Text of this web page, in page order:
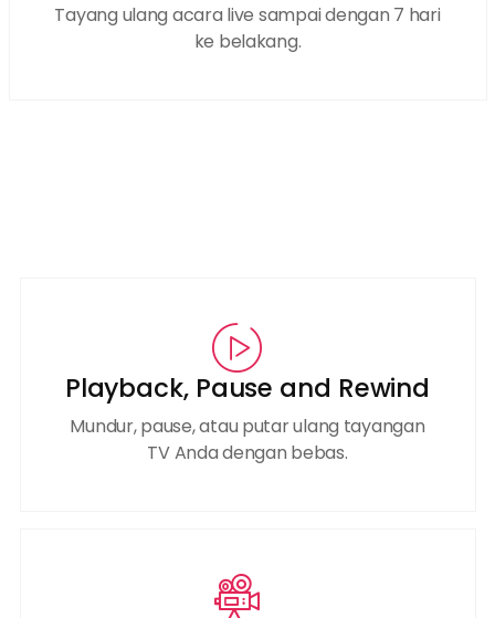
Tayang ulang acara live sampai dengan 7 hari
ke belakang.
Playback, Pause and Rewind
Mundur, pause, atau putar ulang tayangan
TV Anda dengan bebas.